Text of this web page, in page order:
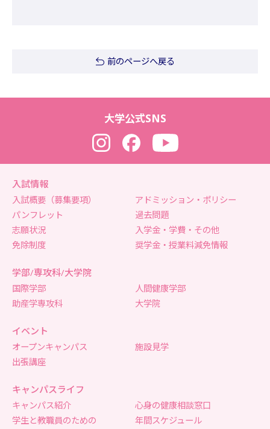
前のページへ戻る
大学公式SNS
InstagramFacebookYouTube
入試情報
入試概要（募集要項）
アドミッション・ポリシー
パンフレット
過去問題
志願状況
入学金・学費・その他
免除制度
奨学金・授業料減免情報
学部/専攻科/大学院
国際学部
人間健康学部
助産学専攻科
大学院
イベント
オープンキャンパス
施設見学
出張講座
キャンパスライフ
キャンパス紹介
心身の健康相談窓口
学生と教職員のための
年間スケジュール